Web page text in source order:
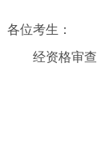
各位考生：
经资格审